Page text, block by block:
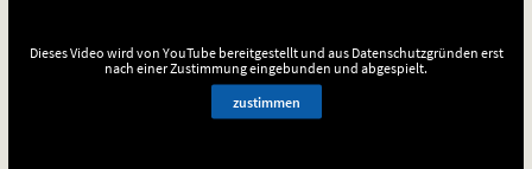
Dieses Video wird von YouTube bereitgestellt und aus Datenschutzgründen erst
nach einer Zustimmung eingebunden und abgespielt.
zustimmen